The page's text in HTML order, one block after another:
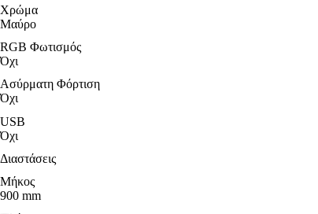
Χρώμα
Μαύρο
RGB Φωτισμός
Όχι
Ασύρματη Φόρτιση
Όχι
USB
Όχι
Διαστάσεις
Μήκος
900 mm